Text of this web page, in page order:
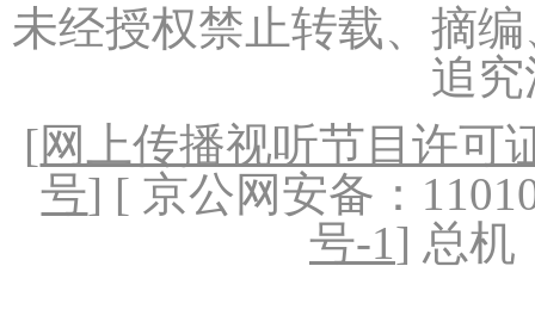
未经授权禁止转载、摘
追
[网上传播视听节目许可
号] [ 京公网安备：
号-1] 总机